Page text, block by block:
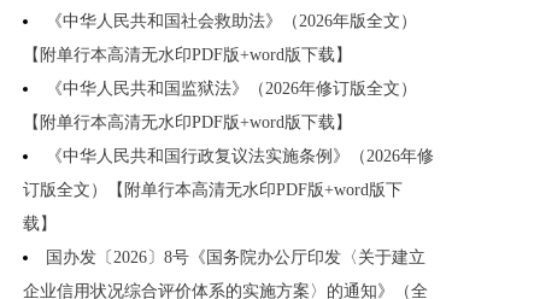
《中华人民共和国社会救助法》（2026年版全文）
【附单行本高清无水印PDF版+word版下载】
《中华人民共和国监狱法》（2026年修订版全文）
【附单行本高清无水印PDF版+word版下载】
《中华人民共和国行政复议法实施条例》（2026年修
订版全文）【附单行本高清无水印PDF版+word版下
载】
国办发〔2026〕8号《国务院办公厅印发〈关于建立
企业信用状况综合评价体系的实施方案〉的通知》（全